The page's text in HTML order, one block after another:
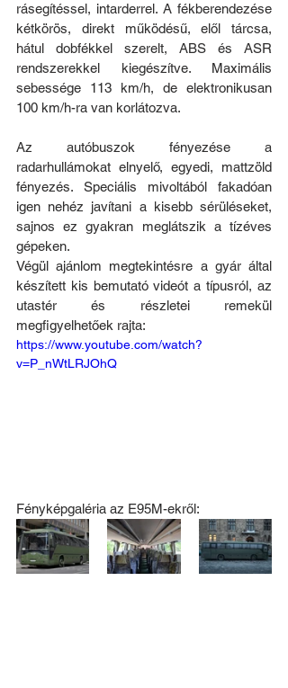
rásegítéssel, intarderrel. A fékberendezése
kétkörös, direkt működésű, elől tárcsa,
hátul dobfékkel szerelt, ABS és ASR
rendszerekkel kiegészítve. Maximális
sebessége 113 km/h, de elektronikusan
100 km/h-ra van korlátozva.
Az autóbuszok fényezése a
radarhullámokat elnyelő, egyedi, mattzöld
fényezés. Speciális mivoltából fakadóan
igen nehéz javítani a kisebb sérüléseket,
sajnos ez gyakran meglátszik a tízéves
gépeken.
Végül ajánlom megtekintésre a gyár által
készített kis bemutató videót a típusról, az
utastér és részletei remekül
megfigyelhetőek rajta:
https://www.youtube.com/watch?
v=P_nWtLRJOhQ
Fényképgaléria az E95M-ekről: